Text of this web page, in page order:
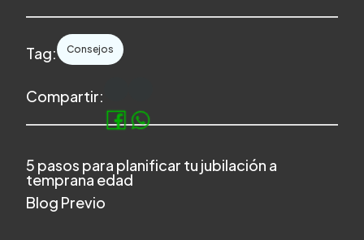
Tag: Consejos
Compartir:
5 pasos para planificar tu jubilación a
temprana edad
Blog Previo